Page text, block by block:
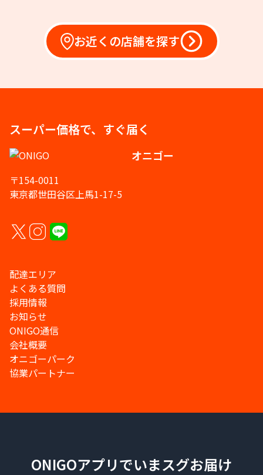
お近くの店舗を探す
スーパー価格で、すぐ届く
オニゴー
〒154-0011
東京都世田谷区上馬1-17-5
配達エリア
よくある質問
採用情報
お知らせ
ONIGO通信
会社概要
オニゴーパーク
協業パートナー
ONIGOアプリでいまスグお届け